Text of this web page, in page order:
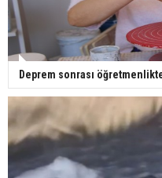
Deprem sonrası